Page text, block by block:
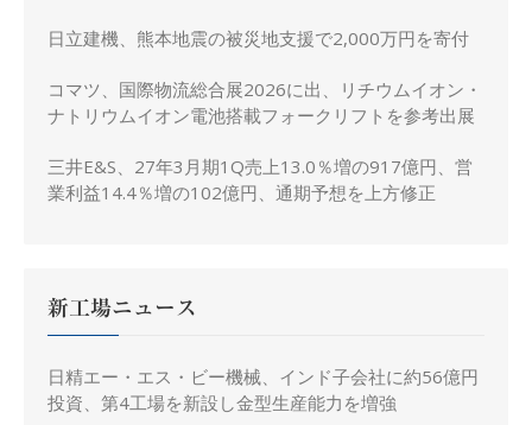
日立建機、熊本地震の被災地支援で2,000万円を寄付
コマツ、国際物流総合展2026に出、リチウムイオン・
ナトリウムイオン電池搭載フォークリフトを参考出展
三井E&S、27年3月期1Q売上13.0％増の917億円、営
業利益14.4％増の102億円、通期予想を上方修正
新工場ニュース
日精エー・エス・ビー機械、インド子会社に約56億円
投資、第4工場を新設し金型生産能力を増強